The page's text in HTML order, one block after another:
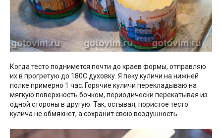
Когда тесто поднимется почти до краев формы, отправляю
их в прогретую до 180С духовку. Я пеку куличи на нижней
полке примерно 1 час. Горячие куличи перекладываю на
мягкую поверхность бочком, периодически перекатывая из
одной стороны в другую. Так, остывая, пористое тесто
кулича не обмякнет, а сохранит свою воздушность.